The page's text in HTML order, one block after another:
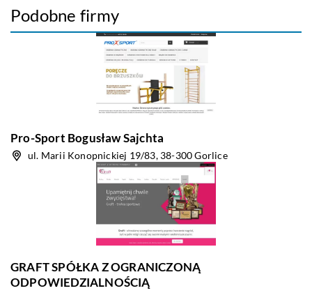
Podobne firmy
Pro-Sport Bogusław Sajchta
ul. Marii Konopnickiej 19/83, 38-300 Gorlice
GRAFT SPÓŁKA Z OGRANICZONĄ
ODPOWIEDZIALNOŚCIĄ